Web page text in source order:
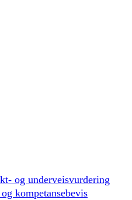
og underveisvurdering
kompetansebevis